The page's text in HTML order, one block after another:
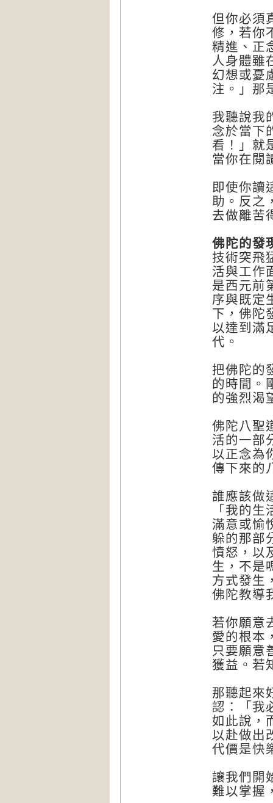
但你必須
修，若你
精進、正
人身體雖
幻想或憂
注。」那
我聽說我
念於當下
看！」就
當你在閱
即使你讀
助。反之
去做離苦
佛陀的發
技術突飛
活與工作
是西元前
序與既定
下，佛陀
以達到滿
代。
把佛陀的
的時間。
的強烈渴
佛陀八聖
活的一部
以正念為
傳下來的
誰應該做
「我的
滿意或愉
躲的那部
憤怒，以
生，不是
方式發生
佛陀教導
若你願意
愛的根本
只要願意
獲益。若
那聽起來
認：「我
如此說，
以赴做出
代價是快
讓我們開
難以掌握